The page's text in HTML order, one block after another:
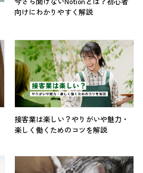
向けにわかりやすく解説
接客業は楽しい？やりがいや魅力・
楽しく働くためのコツを解説